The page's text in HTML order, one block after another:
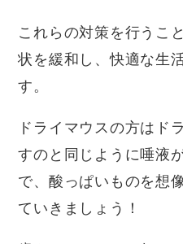
これらの対策を行うこ
状を緩和し、快適な生
す。
ドライマウスの方はド
すのと同じように唾液
で、酸っぱいものを想
ていきましょう！